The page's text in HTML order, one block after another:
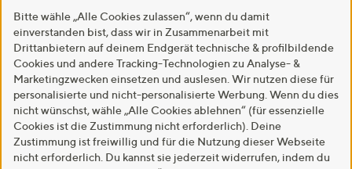
Bitte wähle „Alle Cookies zulassen“, wenn du damit
einverstanden bist, dass wir in Zusammenarbeit mit
Drittanbietern auf deinem Endgerät technische & profilbildende
Cookies und andere Tracking-Technologien zu Analyse- &
Marketingzwecken einsetzen und auslesen. Wir nutzen diese für
personalisierte und nicht-personalisierte Werbung. Wenn du dies
nicht wünschst, wähle „Alle Cookies ablehnen“ (für essenzielle
Cookies ist die Zustimmung nicht erforderlich). Deine
Zustimmung ist freiwillig und für die Nutzung dieser Webseite
nicht erforderlich. Du kannst sie jederzeit widerrufen, indem du